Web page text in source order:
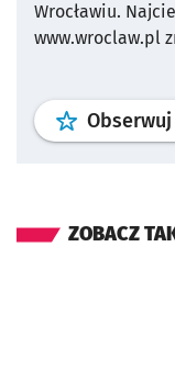
Wrocławiu.
www.wroclaw.pl
Obserwuj
ZOBACZ